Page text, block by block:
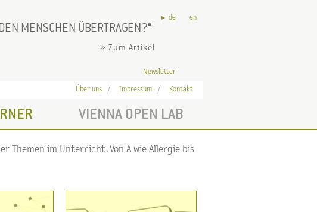
MENSCHEN ÜBERTRAGEN?
» Zum Artikel
de en
Newsletter
Über uns Impressum Kontakt
VIENNA OPEN LAB
Themen im Unterricht. Von A wie Allergie bis